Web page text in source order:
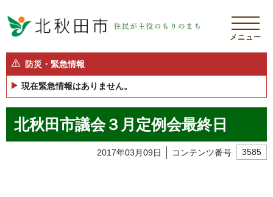
メニュー
防災・緊急情報
現在緊急情報はありません。
北秋田市議会３月定例会最終日
2017年03月09日 コンテンツ番号 3585